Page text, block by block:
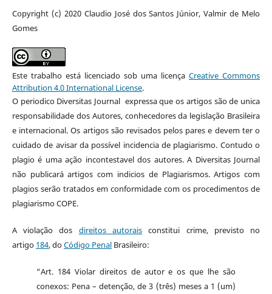
Copyright (c) 2020 Claudio José dos Santos Júnior, Valmir de Melo
Gomes
Este trabalho está licenciado sob uma licençaCreative Commons
Attribution 4.0 International License.
O periodico Diversitas Journal expressa que os artigos são de unica
responsabilidade dos Autores, conhecedores da legislação Brasileira
e internacional. Os artigos são revisados pelos pares e devem ter o
cuidado de avisar da possível incidencia de plagiarismo. Contudo o
plagio é uma ação incontestavel dos autores. A Diversitas Journal
não publicará artigos com indicios de Plagiarismos. Artigos com
plagios serão tratados em conformidade com os procedimentos de
plagiarismo COPE.
A violação dos direitos autorais constitui crime, previsto no
artigo 184, doCódigo PenalBrasileiro:
“Art. 184 Violar direitos de autor e os que lhe são
conexos: Pena – detenção, de 3 (três) meses a 1 (um)